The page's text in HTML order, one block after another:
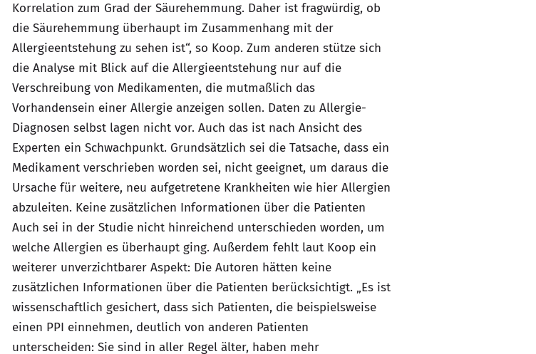
Korrelation zum Grad der Säurehemmung. Daher ist fragwürdig, ob
die Säurehemmung überhaupt im Zusammenhang mit der
Allergieentstehung zu sehen ist“, so Koop. Zum anderen stütze sich
die Analyse mit Blick auf die Allergieentstehung nur auf die
Verschreibung von Medikamenten, die mutmaßlich das
Vorhandensein einer Allergie anzeigen sollen. Daten zu Allergie-
Diagnosen selbst lagen nicht vor. Auch das ist nach Ansicht des
Experten ein Schwachpunkt. Grundsätzlich sei die Tatsache, dass ein
Medikament verschrieben worden sei, nicht geeignet, um daraus die
Ursache für weitere, neu aufgetretene Krankheiten wie hier Allergien
abzuleiten. Keine zusätzlichen Informationen über die Patienten
Auch sei in der Studie nicht hinreichend unterschieden worden, um
welche Allergien es überhaupt ging. Außerdem fehlt laut Koop ein
weiterer unverzichtbarer Aspekt: Die Autoren hätten keine
zusätzlichen Informationen über die Patienten berücksichtigt. „Es ist
wissenschaftlich gesichert, dass sich Patienten, die beispielsweise
einen PPI einnehmen, deutlich von anderen Patienten
unterscheiden: Sie sind in aller Regel älter, haben mehr